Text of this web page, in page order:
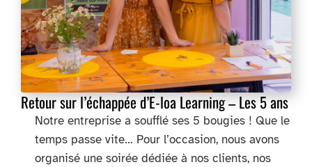
Retour sur l’échappée d’E-loa Learning – Les 5 ans
Notre entreprise a soufflé ses 5 bougies ! Que le
temps passe vite… Pour l’occasion, nous avons
organisé une soirée dédiée à nos clients, nos